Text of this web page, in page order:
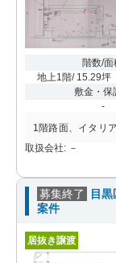
階数/面
地上1階/ 15.29坪
敷金・保
-
1階路面、イタリ
取扱会社: －
募集終了
目
案件
居抜き譲渡